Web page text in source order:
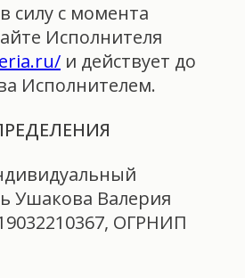
силу с момента
Исполнителя
и действует до
Исполнителем.
Ушакова Валерия
ОГРНИП